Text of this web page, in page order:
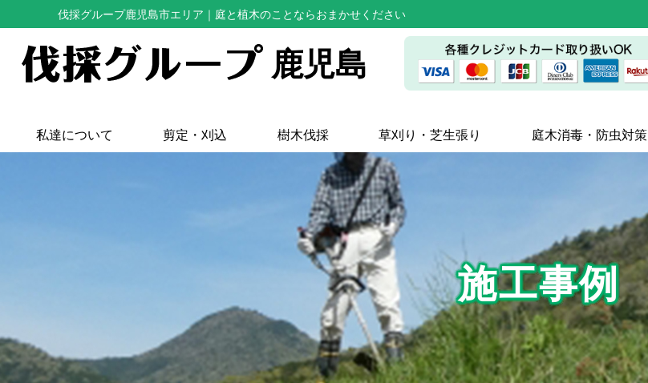
伐採グループ鹿児島市エリア ｜庭と植木のことならおまかせください
鹿児島
私達について 剪定・刈込 樹木伐採 草刈り・芝生張り 庭木消毒・防虫対策
施工事例